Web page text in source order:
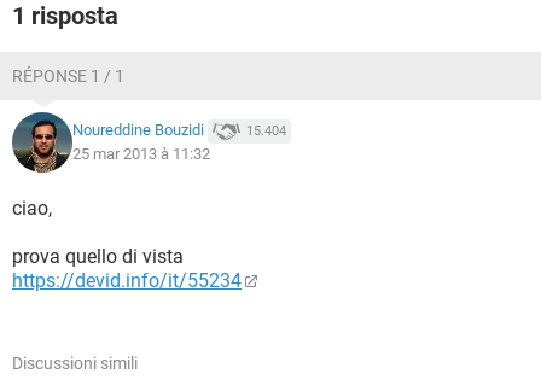
1 risposta
RÉPONSE 1 / 1
Noureddine Bouzidi 15.404
25 mar 2013 à 11:32
ciao,
prova quello di vista
https://devid.info/it/55234
Discussioni simili